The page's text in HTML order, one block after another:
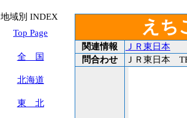
地域別 INDEX
Top Page
全 国
北海道
東 北
えち
関連情報
ＪＲ東日本
問合わせ
ＪＲ東日本